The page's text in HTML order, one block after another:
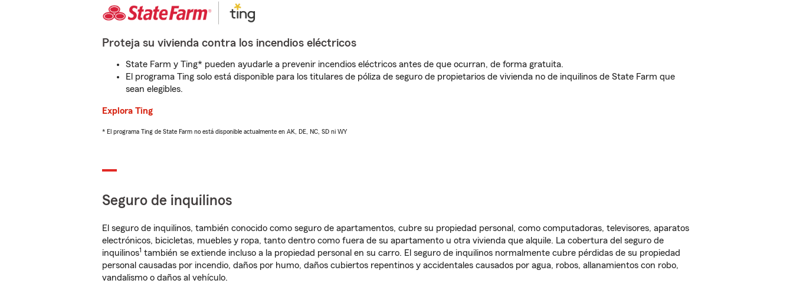
Proteja su vivienda contra los incendios eléctricos
State Farm y Ting* pueden ayudarle a prevenir incendios eléctricos antes de que ocurran, de forma gratuita.
El programa Ting solo está disponible para los titulares de póliza de seguro de propietarios de vivienda no de inquilinos de State Farm que
sean elegibles.
Explora Ting
* El programa Ting de State Farm no está disponible actualmente en AK, DE, NC, SD ni WY
Seguro de inquilinos
El seguro de inquilinos, también conocido como seguro de apartamentos, cubre su propiedad personal, como computadoras, televisores, aparatos
electrónicos, bicicletas, muebles y ropa, tanto dentro como fuera de su apartamento u otra vivienda que alquile. La cobertura del seguro de
inquilinos1 también se extiende incluso a la propiedad personal en su carro. El seguro de inquilinos normalmente cubre pérdidas de su propiedad
personal causadas por incendio, daños por humo, daños cubiertos repentinos y accidentales causados por agua, robos, allanamientos con robo,
vandalismo o daños al vehículo.